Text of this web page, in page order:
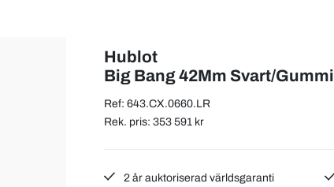
Hublot
Big Bang 42Mm Svart/Gummi
Ref: 643.CX.0660.LR
Rek. pris: 353 591 kr
2 år auktoriserad världsgaranti